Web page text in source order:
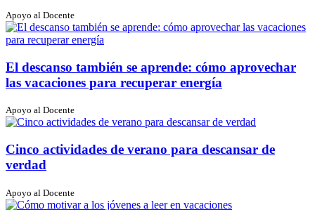
Apoyo al Docente
El descanso también se aprende: cómo aprovechar
las vacaciones para recuperar energía
Apoyo al Docente
Cinco actividades de verano para descansar de
verdad
Apoyo al Docente